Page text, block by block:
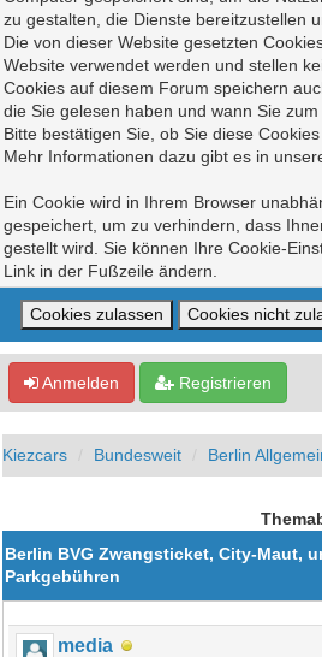
zu gestalten, die Dienste bereitzustellen
Die von dieser Website gesetzten
Website verwendet werden und stellen
Cookies auf diesem Forum speichern
die Sie gelesen haben und wann Sie
Bitte bestätigen Sie, ob Sie diese
Mehr Informationen dazu gibt es in
Ein Cookie wird in Ihrem Browser
gespeichert, um zu verhindern, dass
gestellt wird. Sie können Ihre Cookie-
Link in der Fußzeile ändern.
Anmelden Registrieren
Kiezcars Bundesweit Berlin
Berlin BVG Zwangsticket, City-Maut,
Parkgebühren
media